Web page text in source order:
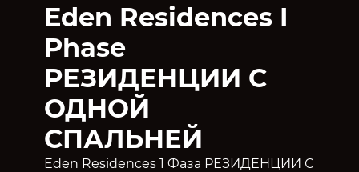
Eden Residences I
Phase
РЕЗИДЕНЦИИ С
ОДНОЙ
СПАЛЬНЕЙ
Eden Residences 1 Фаза РЕЗИДЕНЦИИ С